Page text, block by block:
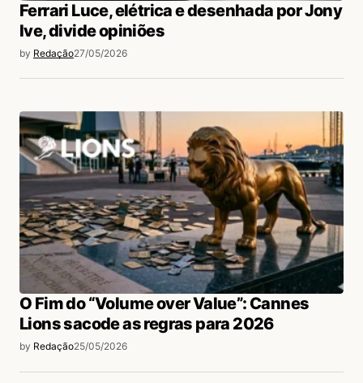
Ferrari Luce, elétrica e desenhada por Jony
Ive, divide opiniões
by Redação27/05/2026
O Fim do “Volume over Value”: Cannes
Lions sacode as regras para 2026
by Redação25/05/2026